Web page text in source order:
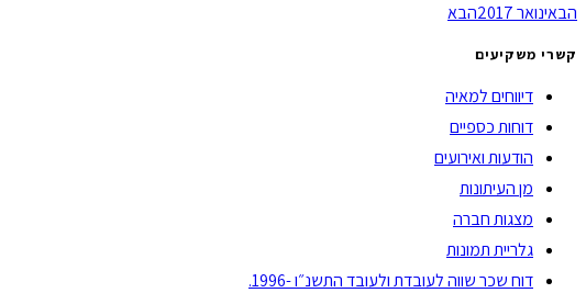
הבאינואר 2017 הבא
קשרי משקיעים
דיווחים למאיה
דוחות כספיים
הודעות ואירועים
מן העיתונות
מצגות חברה
גלריית תמונות
דוח שכר שווה לעובדת ולעובד התשנ״ו -1996.